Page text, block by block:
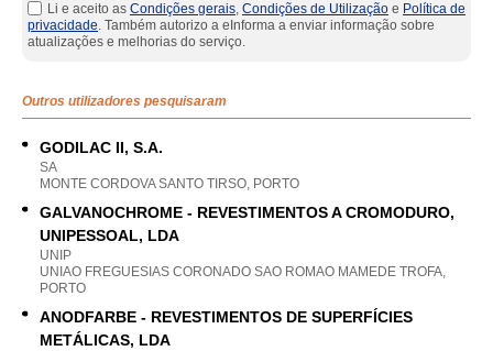
Li e aceito as Condições gerais, Condições de Utilização e Política de
privacidade. Também autorizo a eInforma a enviar informação sobre
atualizações e melhorias do serviço.
Outros utilizadores pesquisaram
GODILAC II, S.A.
SA
MONTE CORDOVA SANTO TIRSO, PORTO
GALVANOCHROME - REVESTIMENTOS A CROMODURO,
UNIPESSOAL, LDA
UNIP
UNIAO FREGUESIAS CORONADO SAO ROMAO MAMEDE TROFA,
PORTO
ANODFARBE - REVESTIMENTOS DE SUPERFÍCIES
METÁLICAS, LDA